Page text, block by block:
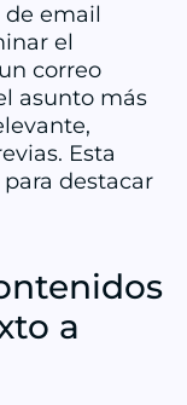
de email
el
correo
asunto más
Esta
destacar
a